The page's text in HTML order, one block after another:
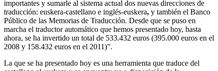
importantes y sumarle al sistema actual dos nuevas direcciones de
traducción: euskera-castellano e inglés-euskera, y también el Banco
Público de las Memorias de Traducción. Desde que se puso en
marcha el traductor automático que hemos presentado hoy, hasta
ahora, se ha invertido un total de 533.432 euros (395.000 euros en el
2008 y 158.432 euros en el 2011)”.
La que se ha presentado hoy es una herramienta que traduce del